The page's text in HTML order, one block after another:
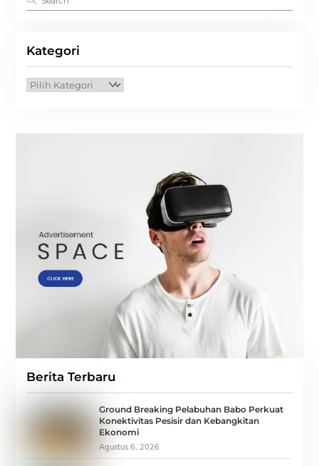
Kategori
Kategori
Berita Terbaru
Ground Breaking Pelabuhan Babo Perkuat
Konektivitas Pesisir dan Kebangkitan
Ekonomi
Agustus 6, 2026